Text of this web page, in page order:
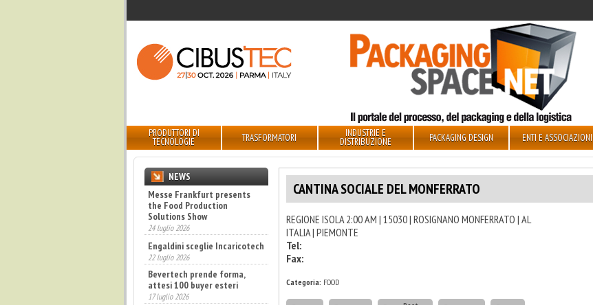
PRODUTTORI DI
TECNOLOGIE TRASFORMATORI INDUSTRIE E
DISTRIBUZIONE PACKAGING DESIGN ENTI E ASSOCIAZIONI
CANTINA SOCIALE DEL MONFERRATO
REGIONE ISOLA 2:00 AM | 15030 | ROSIGNANO MONFERRATO | AL
ITALIA | PIEMONTE
Tel:
Fax:
Categoria: FOOD
NEWS
Messe Frankfurt presents
the Food Production
Solutions Show
24 luglio 2026
Engaldini sceglie Incaricotech
22 luglio 2026
Bevertech prende forma,
attesi 100 buyer esteri
17 luglio 2026